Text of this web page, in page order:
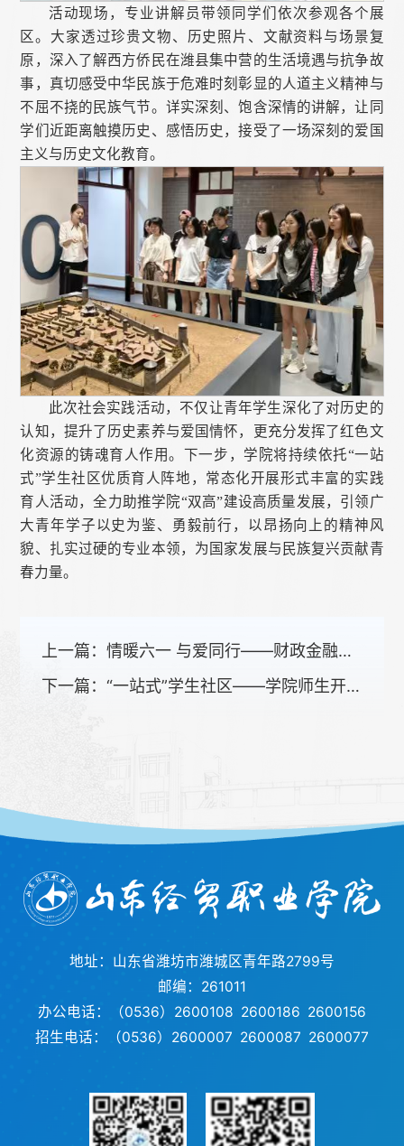
活动现场，专业讲解员带领同学们依次参观各个展
区。大家透过珍贵文物、历史照片、文献资料与场景复
原，深入了解西方侨民在潍县集中营的生活境遇与抗争故
事，真切感受中华民族于危难时刻彰显的人道主义精神与
不屈不挠的民族气节。详实深刻、饱含深情的讲解，让同
学们近距离触摸历史、感悟历史，接受了一场深刻的爱国
主义与历史文化教育。
此次社会实践活动，不仅让青年学生深化了对历史的
认知，提升了历史素养与爱国情怀，更充分发挥了红色文
化资源的铸魂育人作用。下一步，学院将持续依托“一站
式”学生社区优质育人阵地，常态化开展形式丰富的实践
育人活动，全力助推学院“双高”建设高质量发展，引领广
大青年学子以史为鉴、勇毅前行，以昂扬向上的精神风
貌、扎实过硬的专业本领，为国家发展与民族复兴贡献青
春力量。
上一篇：情暖六一 与爱同行——财政金融系学工党支部联合爱心企业赴潍坊市儿童福利院开展“六一”儿童节公益志愿服务活动
下一篇：“一站式”学生社区——学院师生开展“寻迹潍韵，承续非遗”潍坊市非物质文化遗产馆社会实践活动
地址：山东省潍坊市潍城区青年路2799号
邮编：261011
办公电话：（0536）2600108 2600186 2600156
招生电话：（0536）2600007 2600087 2600077